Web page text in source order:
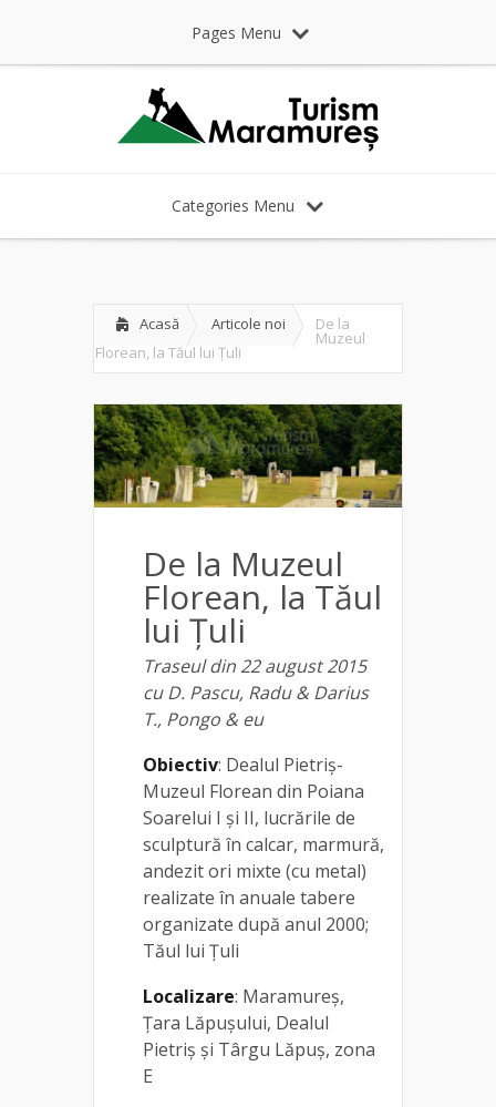
Pages Menu
Categories Menu
Acasă Articole noi De la
Muzeul
Florean, la Tăul lui Țuli
De la Muzeul
Florean, la Tăul
lui Țuli
Traseul din 22 august 2015
cu D. Pascu, Radu & Darius
T., Pongo & eu
Obiectiv: Dealul Pietriș-
Muzeul Florean din Poiana
Soarelui I și II, lucrările de
sculptură în calcar, marmură,
andezit ori mixte (cu metal)
realizate în anuale tabere
organizate după anul 2000;
Tăul lui Țuli
Localizare: Maramureș,
Țara Lăpușului, Dealul
Pietriș și Târgu Lăpuș, zona
E